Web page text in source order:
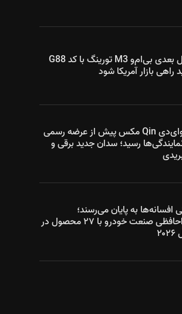
نسل بعدی بی‌ام‌و M3 تورینگ با کد G88
راهی بازار آمریکا شود
بی‌وای‌دی Qin مکس پیش از عرضه رسمی
رسید؛ سدان جدید برقی و
افسانه‌ها به پایان می‌رسند؛
خداحافظی صنعت خودرو با ۲۷ محصول در